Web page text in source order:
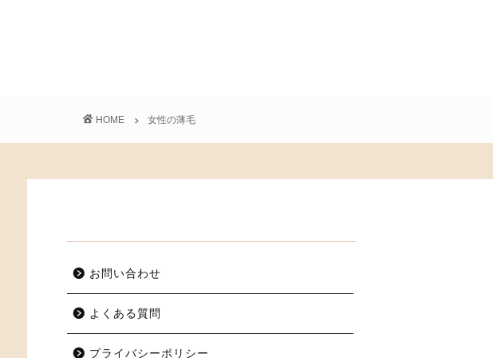
HOME 女性の薄毛
お問い合わせ
よくある質問
プライバシーポリシー